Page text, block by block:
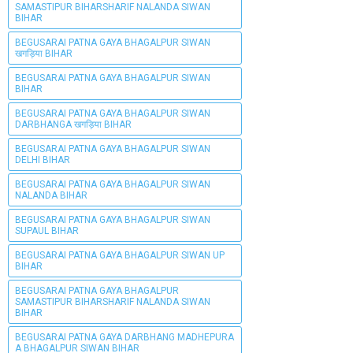
SAMASTIPUR BIHARSHARIF NALANDA SIWAN
BIHAR
BEGUSARAI PATNA GAYA BHAGALPUR SIWAN
खगड़िया BIHAR
BEGUSARAI PATNA GAYA BHAGALPUR SIWAN
BIHAR
BEGUSARAI PATNA GAYA BHAGALPUR SIWAN
DARBHANGA खगड़िया BIHAR
BEGUSARAI PATNA GAYA BHAGALPUR SIWAN
DELHI BIHAR
BEGUSARAI PATNA GAYA BHAGALPUR SIWAN
NALANDA BIHAR
BEGUSARAI PATNA GAYA BHAGALPUR SIWAN
SUPAUL BIHAR
BEGUSARAI PATNA GAYA BHAGALPUR SIWAN UP
BIHAR
BEGUSARAI PATNA GAYA BHAGALPUR
SAMASTIPUR BIHARSHARIF NALANDA SIWAN
BIHAR
BEGUSARAI PATNA GAYA DARBHANG MADHEPURA
A BHAGALPUR SIWAN BIHAR